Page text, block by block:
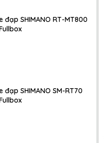
khỏi bàn đạp, đồng
xuống, chân kia dính
đi lên. Nếu không có
không có lực kéo lên.
đạp SHIMANO RT-MT800
đạp SHIMANO SM-RT70